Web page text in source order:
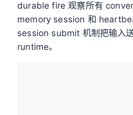
durable fire 观察所有
memory session 和
session submit 机制把输入
runtime。